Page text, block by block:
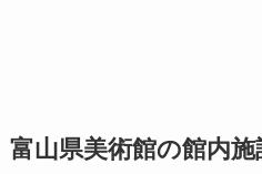
富山県美術館の館内施